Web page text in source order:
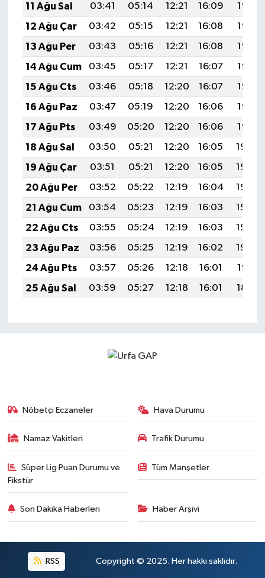
11 Ağu Sal
03:41 05:14 12:21 16:09
19:18
12 Ağu Çar
03:42 05:15 12:21 16:08
19:17
13 Ağu Per
03:43 05:16 12:21 16:08
19:16
14 Ağu Cum
03:45 05:17 12:21 16:07
19:14
15 Ağu Cts
03:46 05:18 12:20 16:07
19:13
16 Ağu Paz
03:47 05:19 12:20 16:06
19:12
17 Ağu Pts
03:49 05:20 12:20 16:06
19:10
18 Ağu Sal
03:50 05:21 12:20 16:05
19:09
19 Ağu Çar
03:51 05:21 12:20 16:05
19:08
20 Ağu Per
03:52 05:22 12:19 16:04
19:06
21 Ağu Cum
03:54 05:23 12:19 16:03
19:05
22 Ağu Cts
03:55 05:24 12:19 16:03
19:04
23 Ağu Paz
03:56 05:25 12:19 16:02
19:02
24 Ağu Pts
03:57 05:26 12:18 16:01
19:01
25 Ağu Sal
03:59 05:27 12:18 16:01 18:59
Nöbetçi Eczaneler Hava Durumu
Namaz Vakitleri Trafik Durumu
Süper Lig Puan Durumu ve
Fikstür
Tüm Manşetler
Son Dakika Haberleri Haber Arşivi
RSS Copyright © 2025. Her hakkı saklıdır.